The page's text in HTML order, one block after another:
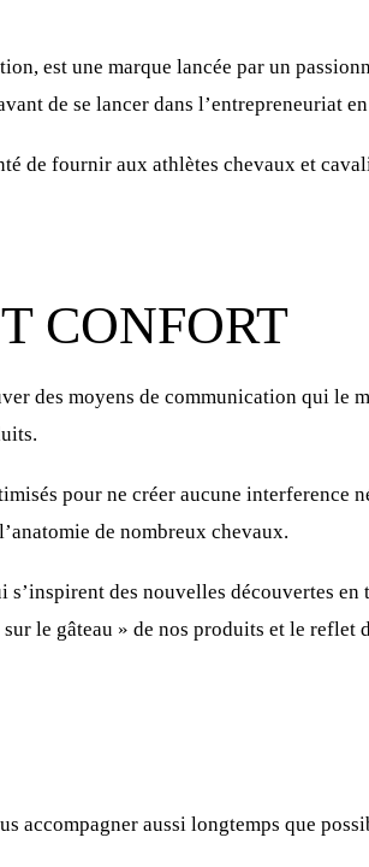
est une marque lancée par un
de se lancer dans l’entrepreneuriat
de fournir aux athlètes chevaux et
CONFORT
des moyens de communication qui le
pour ne créer aucune
de nombreux chevaux.
des nouvelles découvertes
le gâteau » de nos produits et le reflet
accompagner aussi longtemps que